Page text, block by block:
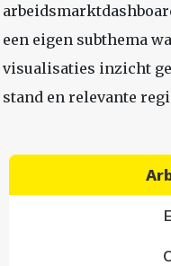
een eigen subthema
visualisaties inzicht
stand en relevante